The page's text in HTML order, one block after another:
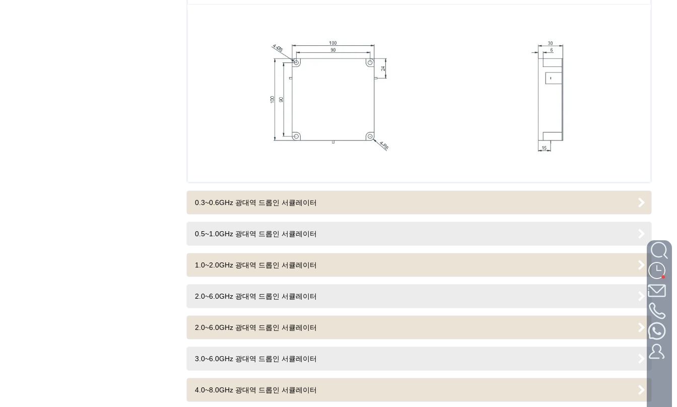
0.3~0.6GHz 광대역 드롭인 서큘레이터
0.5~1.0GHz 광대역 드롭인 서큘레이터
1.0~2.0GHz 광대역 드롭인 서큘레이터
2.0~6.0GHz 광대역 드롭인 서큘레이터
2.0~6.0GHz 광대역 드롭인 서큘레이터
3.0~6.0GHz 광대역 드롭인 서큘레이터
4.0~8.0GHz 광대역 드롭인 서큘레이터